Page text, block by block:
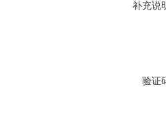
补充说
验证